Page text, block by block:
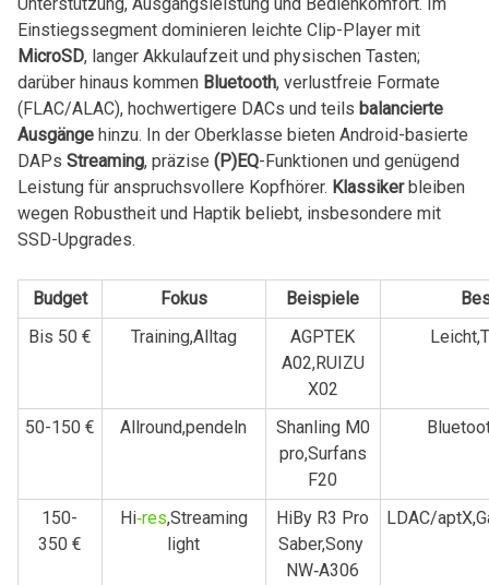
Einstiegssegment dominieren leichte Clip-Player mit
MicroSD, langer Akkulaufzeit und physischen Tasten;
darüber hinaus kommen Bluetooth, verlustfreie Formate
(FLAC/ALAC), hochwertigere DACs und teils balancierte
Ausgängehinzu. In der Oberklasse bieten Android-basierte​
DAPs Streaming, präzise (P)EQ-Funktionen und genügend
Leistung für anspruchsvollere ⁣Kopfhörer. Klassikerbleiben
wegen Robustheit ‍und Haptik beliebt, insbesondere mit
SSD-Upgrades.
Budget Fokus Beispiele
Bis 50 €
Training,Alltag
AGPTEK
A02,RUIZU
⁤X02
50-150 € Allround,pendeln
Shanling M0
pro,Surfans
F20
150-
350 €
Hi‑res,Streaming
light
HiBy R3 Pro
Saber,Sony ​
NW‑A306
LDAC/